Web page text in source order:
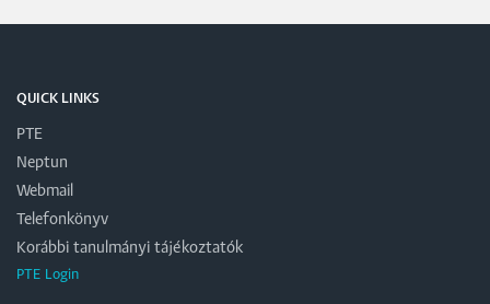
QUICK LINKS
PTE
Neptun
Webmail
Telefonkönyv
Korábbi tanulmányi tájékoztatók
PTE Login